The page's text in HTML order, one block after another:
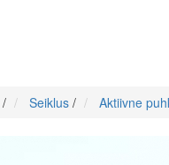
/ Seiklus / Aktiivne